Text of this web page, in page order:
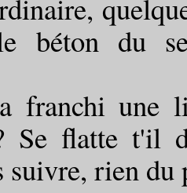
béton du
une ligne
Se flatte
suivre, rien